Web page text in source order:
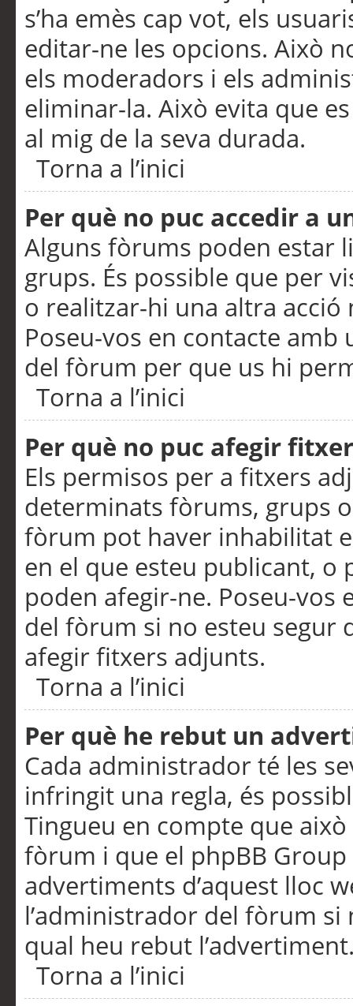
s’ha emès cap vot, els
editar-ne les opcions. Això
els moderadors i els
eliminar-la. Això evita que
al mig de la seva durada.
Torna a l’inici
Per què no puc accedir a
Alguns fòrums poden estar
grups. És possible que per
o realitzar-hi una altra acció
Poseu-vos en contacte
del fòrum per que us hi
Torna a l’inici
Per què no puc afegir
Els permisos per a fitxers
determinats fòrums, grups
fòrum pot haver inhabilitat
en el que esteu publicant,
poden afegir-ne. Poseu-vos
del fòrum si no esteu segur
afegir fitxers adjunts.
Torna a l’inici
Per què he rebut un
Cada administrador té les
infringit una regla, és
Tingueu en compte que
fòrum i que el phpBB
advertiments d’aquest lloc
l’administrador del fòrum
qual heu rebut
Torna a l’inici